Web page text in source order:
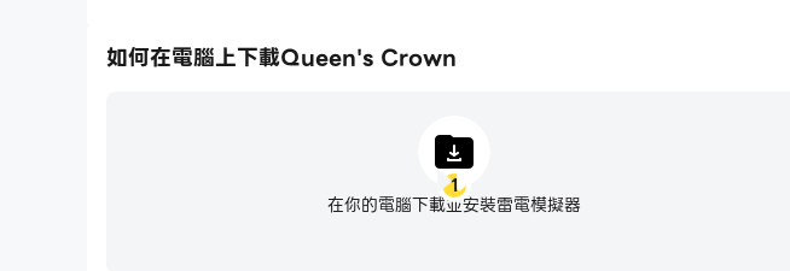
如何在電腦上下載Queen's Crown
1
在你的電腦下載並安裝雷電模擬器